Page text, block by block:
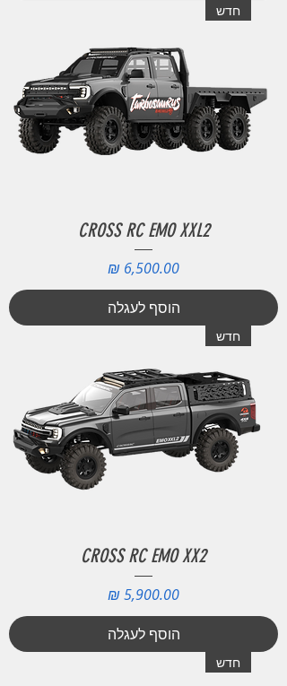
חדש
CROSS RC EMO XXL2
מחיר
הוסף לעגלה
חדש
CROSS RC EMO XX2
מחיר
הוסף לעגלה
חדש